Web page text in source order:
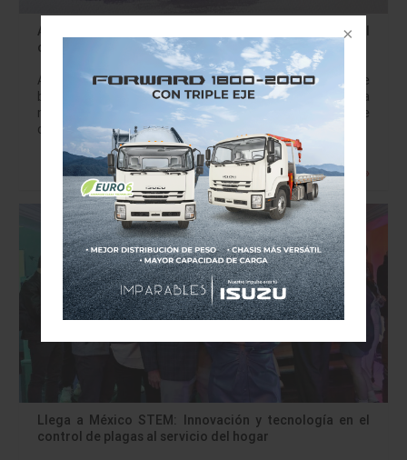
Art Sessions by Audi: dirigido a clientes para recorre el
camino del arte
Art Sessions by Audi es una iniciativa de la marca que
busca acercar la experiencia artística con sus clientes. La
marca de los cuatro aros es plenamente consciente de
cómo…
Leer más »
Llega a México STEM: Innovación y tecnología en el
control de plagas al servicio del hogar